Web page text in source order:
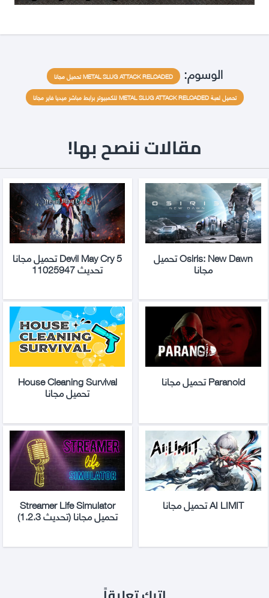
الوسوم: METAL SLUG ATTACK RELOADED تحميل مجانا
تحميل لعبة METAL SLUG ATTACK RELOADED للكمبيوتر برابط مباشر ميديا فاير مجانا
مقالات ننصح بها!
Osiris: New Dawn تحميل
مجانا
Devil May Cry 5 تحميل مجانا
تحديث 11025947
Paranoid تحميل مجانا House Cleaning Survival
تحميل مجانا
AI LIMIT تحميل مجانا Streamer Life Simulator
تحميل مجانا (تحديث 1.2.3)